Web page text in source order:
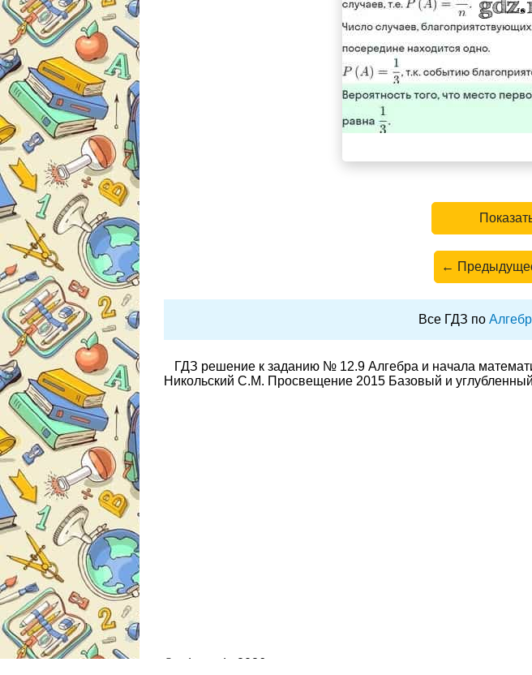
←
Все ГДЗ по
ГДЗ решение к заданию № 12.9 Алгебра и начала
Никольский С.М. Просвещение 2015 Базовый и
© gdz.moda 2026